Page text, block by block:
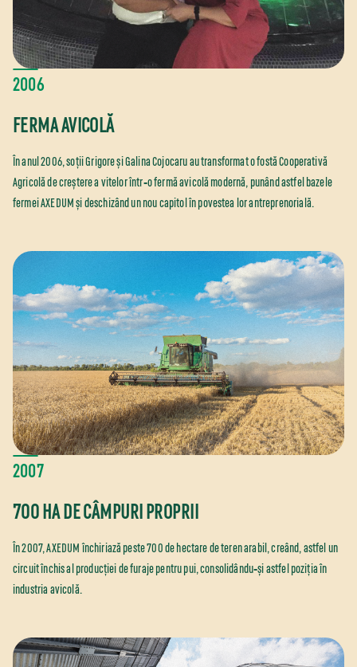
2006
FERMA AVICOLĂ
În anul 2006, soții Grigore și Galina Cojocaru au transformat o fostă Cooperativă
Agricolă de creștere a vitelor într‐o fermă avicolă modernă, punând astfel bazele
fermei AXEDUM și deschizând un nou capitol în povestea lor antreprenorială.
2007
700 HA DE CÂMPURI PROPRII
În 2007, AXEDUM închiriază peste 700 de hectare de teren arabil, creând, astfel un
circuit închis al producției de furaje pentru pui, consolidându‑și astfel poziția în
industria avicolă.